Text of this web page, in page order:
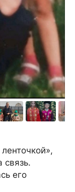
связь.
его